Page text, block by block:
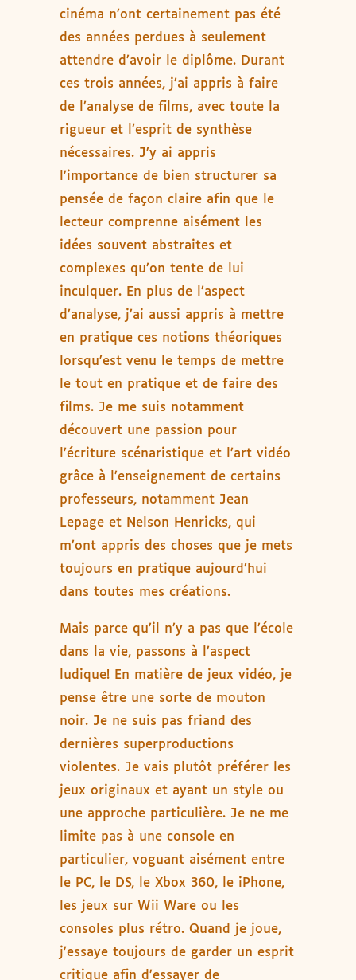
cinéma n’ont certainement pas été
des années perdues à seulement
attendre d’avoir le diplôme. Durant
ces trois années, j’ai appris à faire
de l’analyse de films, avec toute la
rigueur et l’esprit de synthèse
nécessaires. J’y ai appris
l’importance de bien structurer sa
pensée de façon claire afin que le
lecteur comprenne aisément les
idées souvent abstraites et
complexes qu’on tente de lui
inculquer. En plus de l’aspect
d’analyse, j’ai aussi appris à mettre
en pratique ces notions théoriques
lorsqu’est venu le temps de mettre
le tout en pratique et de faire des
films. Je me suis notamment
découvert une passion pour
l’écriture scénaristique et l’art vidéo
grâce à l’enseignement de certains
professeurs, notamment Jean
Lepage et Nelson Henricks, qui
m’ont appris des choses que je mets
toujours en pratique aujourd’hui
dans toutes mes créations.
Mais parce qu’il n’y a pas que l’école
dans la vie, passons à l’aspect
ludique! En matière de jeux vidéo, je
pense être une sorte de mouton
noir. Je ne suis pas friand des
dernières superproductions
violentes. Je vais plutôt préférer les
jeux originaux et ayant un style ou
une approche particulière. Je ne me
limite pas à une console en
particulier, voguant aisément entre
le PC, le DS, le Xbox 360, le iPhone,
les jeux sur Wii Ware ou les
consoles plus rétro. Quand je joue,
j’essaye toujours de garder un esprit
critique afin d’essayer de